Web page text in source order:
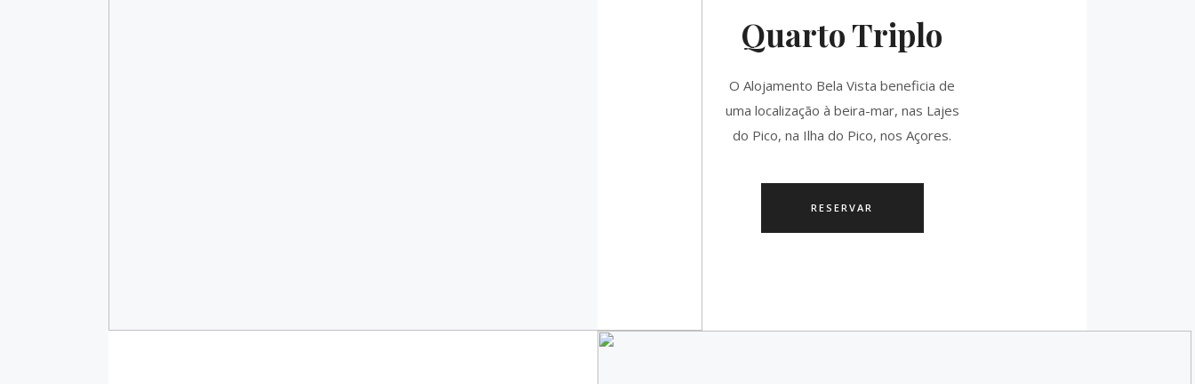
Quarto Triplo
O Alojamento Bela Vista beneficia de
uma localização à beira-mar, nas Lajes
do Pico, na Ilha do Pico, nos Açores.
RESERVAR